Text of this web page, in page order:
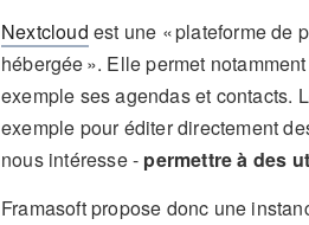
Nextcloud est une « plateforme de
hébergée ». Elle permet
exemple ses agendas et contacts.
exemple pour éditer directement
nous intéresse - permettre à des
Framasoft propose donc une